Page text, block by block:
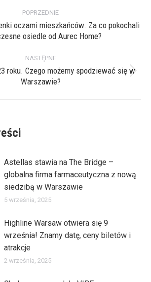
POPRZEDNIE
Poprzedni
oczami mieszkańców. Za co pokochali
osiedle od Aurec Home?
NASTĘPNE
Następny
roku. Czego możemy spodziewać się w
Warszawie?
Astellas stawia na The Bridge –
globalna firma farmaceutyczna z nową
siedzibą w Warszawie
5 września, 2025
Highline Warsaw otwiera się 9
września! Znamy datę, ceny biletów i
atrakcje
2 września, 2025